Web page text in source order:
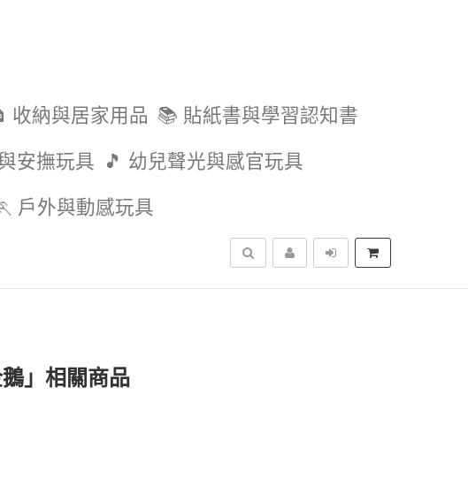
收納與居家用品 📚 貼紙書與學習認知書
安撫玩具 🎵 幼兒聲光與感官玩具
戶外與動感玩具
搜尋
」相關商品